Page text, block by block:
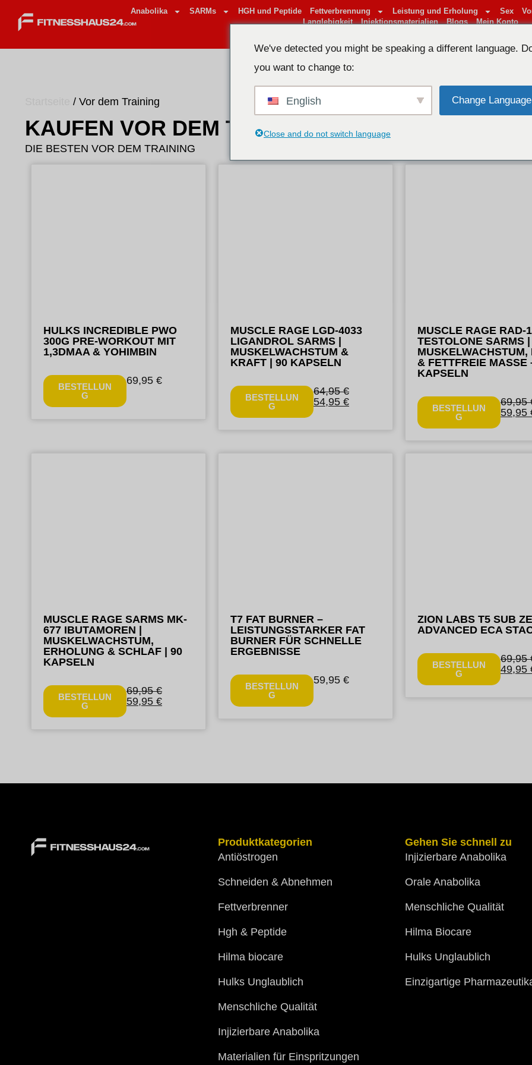
Anabolika SARMs HGH und Peptide Fettverbrennung Leistung und Erholung Sex
Langlebigkeit
Injektionsmaterialien Blogs Mein Konto
/ Vor dem Training
KAUFEN VOR DEM TRAINING
DIE BESTEN VOR DEM TRAINING
HULKS INCREDIBLE PWO
300G PRE-WORKOUT MIT
1,3DMAA & YOHIMBIN
BESTELLUN
G
69,95€
MUSCLE RAGE LGD-4033
LIGANDROL SARMS |
MUSKELWACHSTUM &
KRAFT | 90 KAPSELN
BESTELLUN
G
64,95€
54,95€
MUSCLE RAGE RAD-
TESTOLONE SARMS |
MUSKELWACHSTUM,
& FETTFREIE MASSE
KAPSELN
BESTELLUN
G
69,95
59,95
MUSCLE RAGE SARMS MK-
677 IBUTAMOREN |
MUSKELWACHSTUM,
ERHOLUNG & SCHLAF | 90
KAPSELN
BESTELLUN
G
69,95€
59,95€
T7 FAT BURNER –
LEISTUNGSSTARKER FAT
BURNER FÜR SCHNELLE
ERGEBNISSE
BESTELLUN
G
59,95€
ZION LABS T5 SUB
ADVANCED ECA
BESTELLUN
G
69,95
49,95
Produktkategorien
Antiöstrogen
Schneiden & Abnehmen
Fettverbrenner
Hgh & Peptide
Hilma biocare
Hulks Unglaublich
Menschliche Qualität
Injizierbare Anabolika
Materialien für Einspritzungen
Gehen Sie schnell zu
Injizierbare Anabolika
Orale Anabolika
Menschliche Qualität
Hilma Biocare
Hulks Unglaublich
Einzigartige
We've detected you might be speaking a different language.
you want to change to:
English Change Language
Close and do not switch language